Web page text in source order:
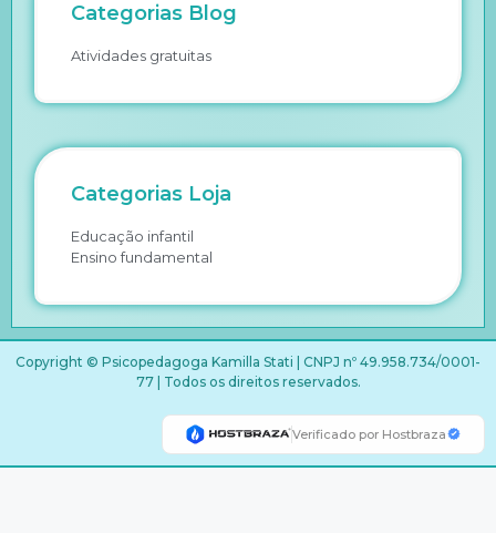
Categorias Blog
Atividades gratuitas
Categorias Loja
Educação infantil
Ensino fundamental
Copyright © Psicopedagoga Kamilla Stati | CNPJ nº 49.958.734/0001-
77 | Todos os direitos reservados.